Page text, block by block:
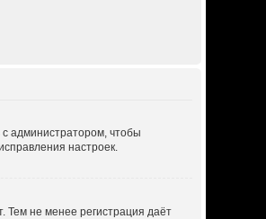
администратором, чтобы
настроек.
Тем не менее регистрация даёт